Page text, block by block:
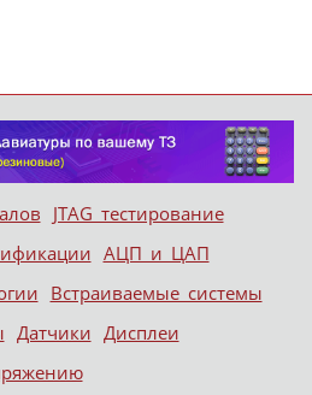
JTAG тестирование
АЦП и ЦАП
Встраиваемые системы
Датчики Дисплеи